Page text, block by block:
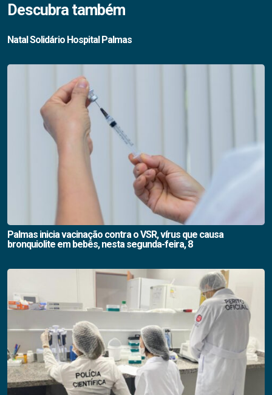
Descubra também
Natal Solidário Hospital Palmas
Palmas inicia vacinação contra o VSR, vírus que causa
bronquiolite em bebês, nesta segunda-feira, 8